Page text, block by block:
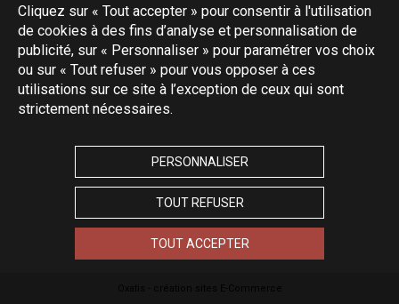
Cliquez sur « Tout accepter » pour consentir à l'utilisation
de cookies à des fins d’analyse et personnalisation de
publicité, sur « Personnaliser » pour paramétrer vos choix
ou sur « Tout refuser » pour vous opposer à ces
utilisations sur ce site à l’exception de ceux qui sont
strictement nécessaires.
PERSONNALISER
TOUT REFUSER
TOUT ACCEPTER